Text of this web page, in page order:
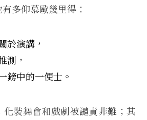
多仰慕歐幾里得：
於演講，
測，
鎊中的一便士。
化裝舞會和戲劇被譴責非難；其